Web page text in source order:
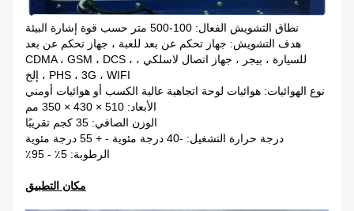
نطاق التشويش الفعال: 100-500 متر حسب قوة إشارة البيئة
هدف التشويش: جهاز تحكم عن بعد للعبة ، جهاز تحكم عن بعد
للسيارة ، بيجر ، جهاز اتصال لاسلكي ، CDMA ، GSM ، DCS ،
PHS ، 3G ، WIFI ، إلخ
نوع الهوائيات: هوائيات لوحة اتجاهية عالية الكسب أو هوائيات أومني
الأبعاد: 510 × 430 × 350 مم
الوزن الصافي: 35 كجم تقريبًا
درجة حرارة التشغيل: -40 درجة مئوية - + 55 درجة مئوية
الرطوبة: 5٪ - 95٪
مكان التطبيق